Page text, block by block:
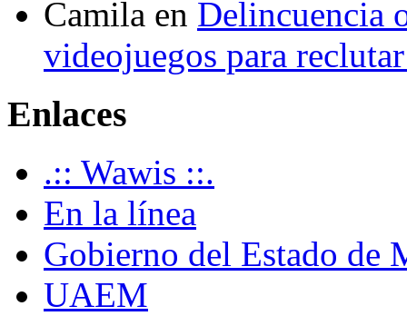
Camila en Delincuencia
videojuegos para
Enlaces
.:: Wawis ::.
En la línea
Gobierno del Estado de
UAEM